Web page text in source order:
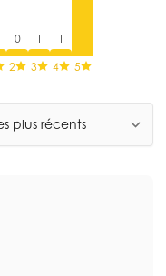
0
2
1
3
1
4 5